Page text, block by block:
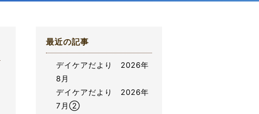
最近の記事
デイケアだより 2026年
8月
デイケアだより 2026年
7月②